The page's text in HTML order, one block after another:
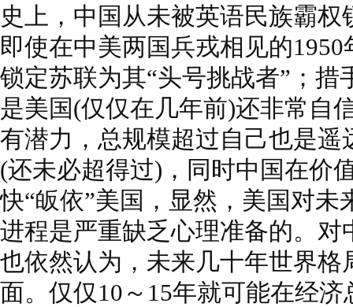
史上，中国从未被英语民族霸权
即使在中美两国兵戎相见的
锁定苏联为其“头号挑战者”；措
是美国(仅仅在几年前)还非常自
有潜力，总规模超过自己也是遥
(还未必超得过)，同时中国在价
快“皈依”美国，显然，美国对未
进程是严重缺乏心理准备的。对
也依然认为，未来几十年世界格
面。仅仅10～15年就可能在经